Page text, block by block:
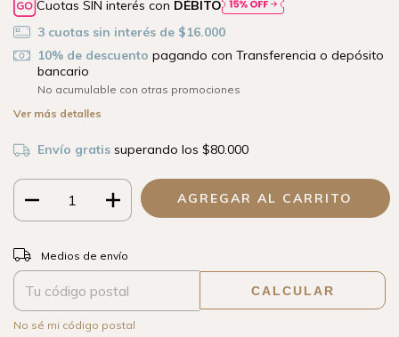
Cuotas SIN interés con DÉBITO
3 cuotas sin interés de $16.000
10% de descuento pagando con Transferencia o depósito
bancario
No acumulable con otras promociones
Ver más detalles
Envío gratis superando los $80.000
Entregas para el CP:
Medios de envío
CALCULAR
No sé mi código postal